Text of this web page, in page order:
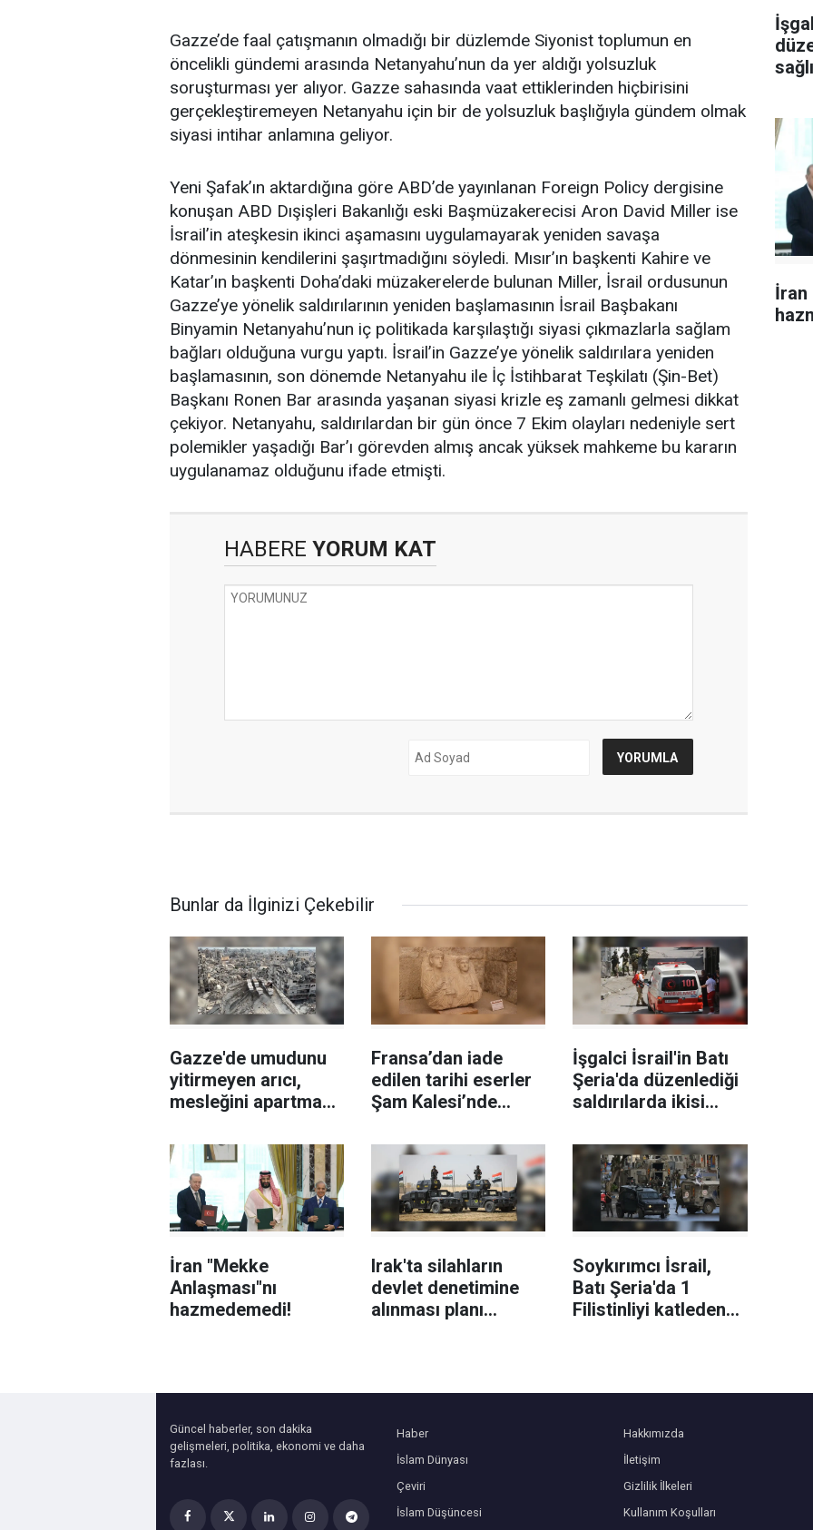
Gazze’de faal çatışmanın olmadığı bir düzlemde Siyonist toplumun en
öncelikli gündemi arasında Netanyahu’nun da yer aldığı yolsuzluk
soruşturması yer alıyor. Gazze sahasında vaat ettiklerinden hiçbirisini
gerçekleştiremeyen Netanyahu için bir de yolsuzluk başlığıyla gündem olmak
siyasi intihar anlamına geliyor.
Yeni Şafak’ın aktardığına göre ABD’de yayınlanan Foreign Policy dergisine
konuşan ABD Dışişleri Bakanlığı eski Başmüzakerecisi Aron David Miller ise
İsrail’in ateşkesin ikinci aşamasını uygulamayarak yeniden savaşa
dönmesinin kendilerini şaşırtmadığını söyledi. Mısır’ın başkenti Kahire ve
Katar’ın başkenti Doha’daki müzakerelerde bulunan Miller, İsrail ordusunun
Gazze’ye yönelik saldırılarının yeniden başlamasının İsrail Başbakanı
Binyamin Netanyahu’nun iç politikada karşılaştığı siyasi çıkmazlarla sağlam
bağları olduğuna vurgu yaptı. İsrail’in Gazze’ye yönelik saldırılara yeniden
başlamasının, son dönemde Netanyahu ile İç İstihbarat Teşkilatı (Şin-Bet)
Başkanı Ronen Bar arasında yaşanan siyasi krizle eş zamanlı gelmesi dikkat
çekiyor. Netanyahu, saldırılardan bir gün önce 7 Ekim olayları nedeniyle sert
polemikler yaşadığı Bar’ı görevden almış ancak yüksek mahkeme bu kararın
uygulanamaz olduğunu ifade etmişti.
HABERE YORUM KAT
Bunlar da İlginizi Çekebilir
Gazze'de umudunu
yitirmeyen arıcı,
mesleğini apartman
Fransa’dan iade
edilen tarihi eserler
Şam Kalesi’nde
İşgalci İsrail'in Batı
Şeria'da düzenlediği
saldırılarda ikisi
Filistinli yaralandı
İran "Mekke
Anlaşması"nı
hazmedemedi!
Irak'ta silahların
devlet denetimine
alınması planı
Soykırımcı İsrail,
Batı Şeria'da 1
Filistinliyi katleden
İran
Güncel haberler, son dakika
gelişmeleri, politika, ekonomi ve daha
fazlası.
Haber
İslam Dünyası
Çeviri
İslam Düşüncesi
Hakkımızda
İletişim
Gizlilik İlkeleri
Kullanım Koşulları